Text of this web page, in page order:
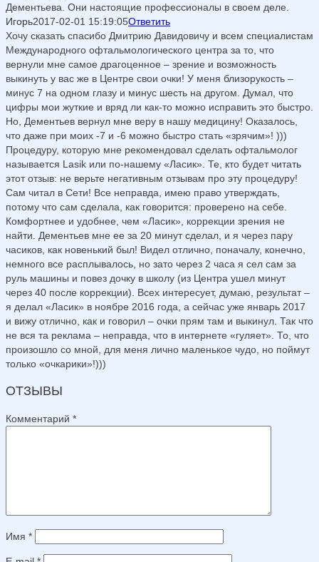
Дементьева. Они настоящие профессионалы в своем деле.
Игорь2017-02-01 15:19:05Ответить
Хочу сказать спасибо Дмитрию Давидовичу и всем специалистам
Международного офтальмологического центра за то, что
вернули мне самое драгоценное – зрение и возможность
выкинуть у вас же в Центре свои очки! У меня близорукость –
минус 7 на одном глазу и минус шесть на другом. Думал, что
цифры мои жуткие и вряд ли как-то можно исправить это быстро.
Но, Дементьев вернул мне веру в нашу медицину! Оказалось,
что даже при моих -7 и -6 можно быстро стать «зрячим»! )))
Процедуру, которую мне рекомендовал сделать офтальмолог
называется Lasik или по-нашему «Ласик». Те, кто будет читать
этот отзыв: не верьте негативным отзывам про эту процедуру!
Сам читал в Сети! Все неправда, имею право утверждать,
потому что сам сделала, как говорится: проверено на себе.
Комфортнее и удобнее, чем «Ласик», коррекции зрения не
найти. Дементьев мне ее за 20 минут сделал, и я через пару
часиков, как новенький был! Видел отлично, поначалу, конечно,
немного все расплывалось, но зато через 2 часа я сел сам за
руль машины и повез дочку в школу (из Центра ушел минут
через 40 после коррекции). Всех интересует, думаю, результат –
я делал «Ласик» в ноябре 2016 года, а сейчас уже январь 2017
и вижу отлично, как и говорил – очки прям там и выкинул. Так что
не вся та реклама – неправда, что в интернете «гуляет». То, что
произошло со мной, для меня лично маленькое чудо, но поймут
только «очкарики»!)))
ОТЗЫВЫ
Комментарий *
Имя *